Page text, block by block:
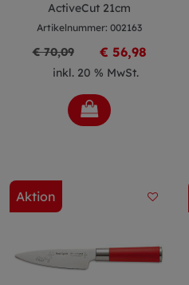
ActiveCut 21cm
Artikelnummer: 002163
€ 70,09 € 56,98
inkl. 20 % MwSt.
Aktion